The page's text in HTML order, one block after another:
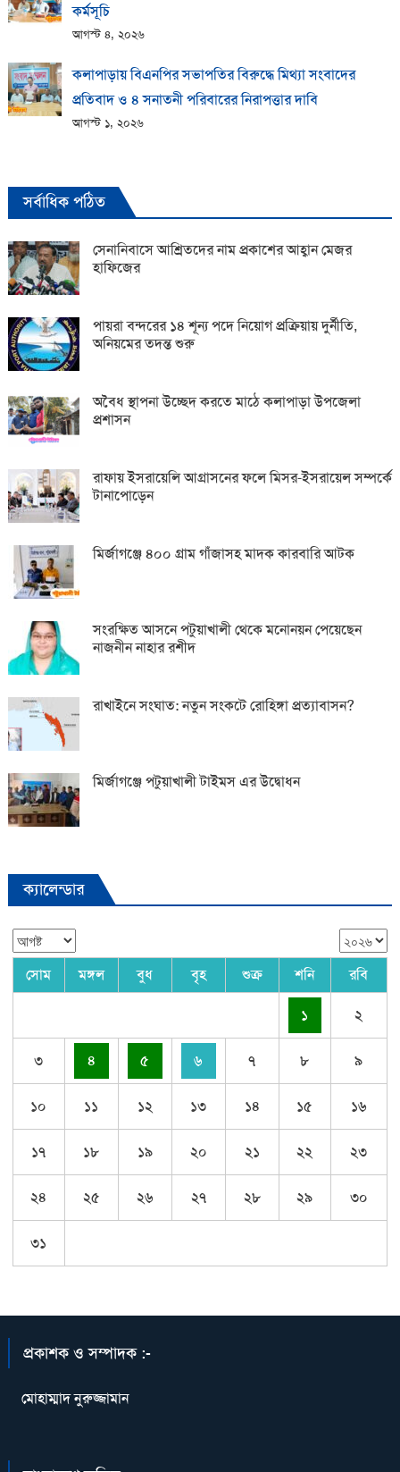
কর্মসূচি
আগস্ট ৪, ২০২৬
কলাপাড়ায় বিএনপির সভাপতির বিরুদ্ধে মিথ্যা সংবাদের
প্রতিবাদ ও ৪ সনাতনী পরিবারের নিরাপত্তার দাবি
আগস্ট ১, ২০২৬
সর্বাধিক পঠিত
সেনানিবাসে আশ্রিতদের নাম প্রকাশের আহ্বান মেজর
হাফিজের
পায়রা বন্দরের ১৪ শূন্য পদে নিয়োগ প্রক্রিয়ায় দুর্নীতি,
অনিয়মের তদন্ত শুরু
অবৈধ স্থাপনা উচ্ছেদ করতে মাঠে কলাপাড়া উপজেলা
প্রশাসন
রাফায় ইসরায়েলি আগ্রাসনের ফলে মিসর-ইসরায়েল সম্পর্কে
টানাপোড়েন
মির্জাগঞ্জে ৪০০ গ্রাম গাঁজাসহ মাদক কারবারি আটক
সংরক্ষিত আসনে পটুয়াখালী থেকে মনোনয়ন পেয়েছেন
নাজনীন নাহার রশীদ
রাখাইনে সংঘাত: নতুন সংকটে রোহিঙ্গা প্রত্যাবাসন?
মির্জাগঞ্জে পটুয়াখালী টাইমস এর উদ্বোধন
ক্যালেন্ডার
সোম মঙ্গল বুধ বৃহ শুক্র শনি রবি
১ ২
৩ ৪ ৫ ৬ ৭ ৮ ৯
১০ ১১ ১২ ১৩ ১৪ ১৫ ১৬
১৭ ১৮ ১৯ ২০ ২১ ২২ ২৩
২৪ ২৫ ২৬ ২৭ ২৮ ২৯ ৩০
৩১
প্রকাশক ও সম্পাদক :-
মোহাম্মাদ নুরুজ্জামান